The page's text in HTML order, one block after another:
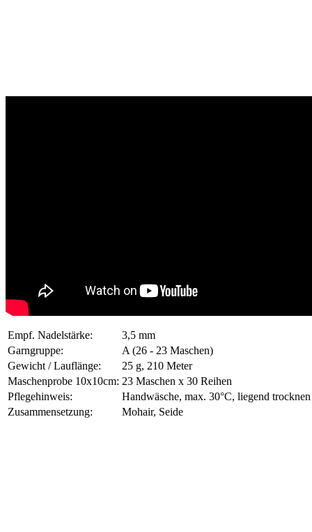
Empf. Nadelstärke:
3,5 mm
Garngruppe:
A (26 - 23 Maschen)
Gewicht / Lauflänge:
25 g, 210 Meter
Maschenprobe 10x10cm: 23 Maschen x 30 Reihen
Pflegehinweis:
Handwäsche, max. 30°C, liegend trocknen
Zusammensetzung:
Mohair, Seide